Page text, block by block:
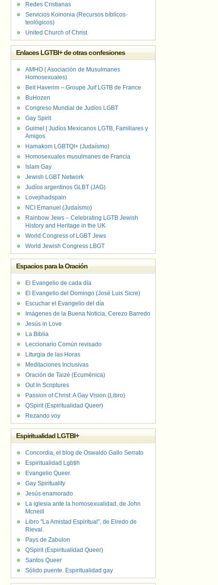
Redes Cristianas
Servicios Koinonia (Recursos bíblicos-
teológicos)
United Church of Christ
Enlaces LGTBI+ de otras confesiones
AMHO ( Asociación de Musulmanes
Homosexuales)
Beit Haverim – Groupe Juif LGTB de France
BuHozen
Congreso Mundial de Judíos LGBT
Gay Spirit
Guimel | Judíos Mexicanos LGTB, Familiares y
Amigos
Hamakom LGBTQI+ (Judaísmo)
Homosexuales musulmanes de Francia
Islam Gay
Jewish LGBT Network
Judíos argentinos GLBT (JAG)
Lovejihadspain
NCI Emanuel (Judaísmo)
Rainbow Jews – Celebrating LGTB Jewish
History and Heritage in the UK
World Congress of LGBT Jews
World Jewish Congress LBGT
Espacios para la Oración
El Evangelio de cada día
El Evangelio del Domingo (José Luis Sicre)
Escuchar el Evangelio del día
Imágenes de la Buena Noticia, Cerezo Barredo
Jesús in Love
La Biblia
Leccionario Común revisado
Liturgia de las Horas
Meditaciones Inclusivas
Oración de Taizé (Ecuménica)
Out In Scriptures
Passion of Christ: A Gay Vision (Libro)
QSpirit (Espiritualidad Queer)
Rezando voy
Espiritualidad LGTBI+
Concordia, el blog de Oswaldo Gallo Serrato
Espiritualidad Lgbtih
Evangelio Queer.
Gay Spirituality
Jesús enamorado
La iglesia ante la homosexualidad, de John
Mcneill
Libro "La Amistad Espiritual", de Elredo de
Rieval.
Pays de Zabulon
QSpirit (Espiritualidad Queer)
Santos Queer
Sólido puente. Espiritualidad gay